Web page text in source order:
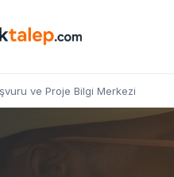
ve Proje Bilgi Merkezi